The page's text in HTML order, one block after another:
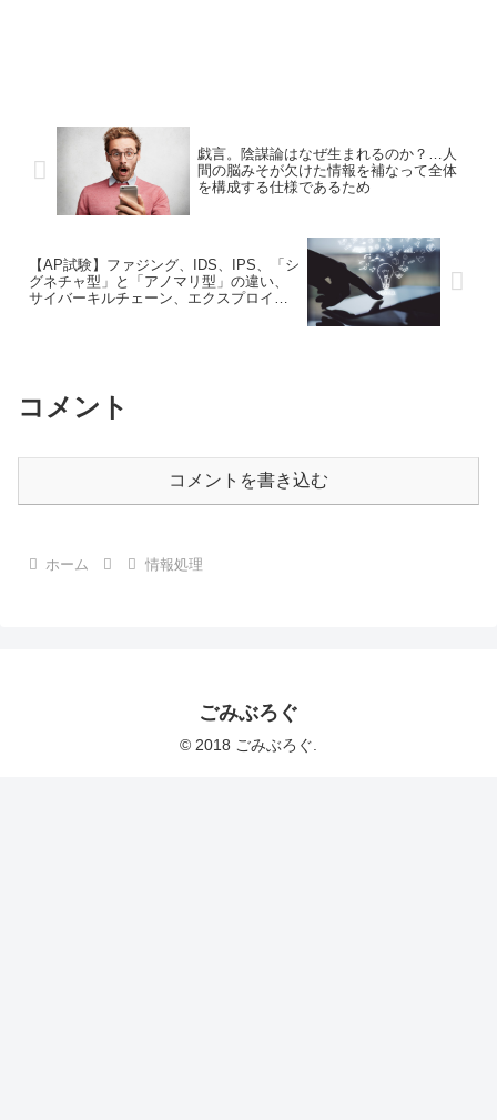
戯言。陰謀論はなぜ生まれるのか？…人
間の脳みそが欠けた情報を補なって全体
を構成する仕様であるため
【AP試験】ファジング、IDS、IPS、「シ
グネチャ型」と「アノマリ型」の違い、
サイバーキルチェーン、エクスプロイド
コメント
コメントを書き込む
ホーム 情報処理
ごみぶろぐ
© 2018 ごみぶろぐ.